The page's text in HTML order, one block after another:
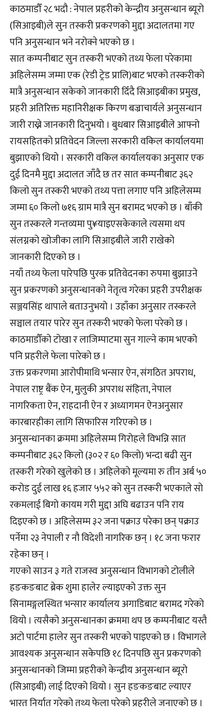
काठमाडौँ २८ भदौ : नेपाल प्रहरीको केन्द्रीय अनुसन्धान ब्यूरो
(सिआइबी)ले सुन तस्करी प्रकरणको मुद्दा अदालतमा गए
पनि अनुसन्धान भने नरोक्ने भएको छ ।
सात कम्पनीबाट सुन तस्करी भएको तथ्य फेला परेकामा
अहिलेसम्म जम्मा एक (रेडी ट्रेड प्रालि)बाट भएको तस्करीको
मात्रै अनुसन्धान सकेको जानकारी दिँदै सिआइबीका प्रमुख,
प्रहरी अतिरिक्त महानिरीक्षक किरण बज्राचार्यले अनुसन्धान
जारी राख्ने जानकारी दिनुभयो । बुधबार सिआइबीले आफ्नो
रायसहितको प्रतिवेदन जिल्ला सरकारी वकिल कार्यालयमा
बुझाएको थियो । सरकारी वकिल कार्यालयका अनुसार एक
दुई दिनमै मुद्दा अदालत जाँदै छ तर सात कम्पनीबाट ३६२
किलो सुन तस्करी भएको तथ्य पत्ता लगाए पनि अहिलेसम्म
जम्मा ६० किलो ७१६ ग्राम मात्रै सुन बरामद भएको छ । बाँकी
सुन तस्करले गन्तव्यमा पु¥याइएसकेकाले त्यसमा थप
संलग्नको खोजीका लागि सिआइबीले जारी राखेको
जानकारी दिएको छ ।
नयाँ तथ्य फेला पारेपछि पुरक प्रतिवेदनका रुपमा बुझाउने
सुन प्रकरणको अनुसन्धानको नेतृत्व गरेका प्रहरी उपरीक्षक
सञ्जयसिंह थापाले बताउनुभयो । उहाँका अनुसार तस्करले
सञ्चाल तयार पारेर सुन तस्करी भएको फेला परेको छ ।
काठमाडौँको टोखा र लाजिम्पाटमा सुन गाल्ने काम भएको
पनि प्रहरीले फेला पारेको छ ।
उक्त प्रकरणमा आरोपीमाथि भन्सार ऐन, संगठित अपराध,
नेपाल राष्ट्र बैंक ऐन, मुलुकी अपराध संहिता, नेपाल
नागरिकता ऐन, राहदानी ऐन र अध्यागमन ऐनअनुसार
कारबारहीका लागि सिफारिस गरिएको छ ।
अनुसन्धानका क्रममा अहिलेसम्म गिरोहले विभन्नि सात
कम्पनीबाट ३६२ किलो (३०२ र ६० किलो) भन्दा बढी सुन
तस्करी गरेको खुलेको छ । अहिलेको मूल्यमा रु तीन अर्ब ५०
करोड दुई लाख १६ हजार ५५२ को सुन तस्करी भएकाले सो
रकमलाई बिगो कायम गरी मुद्दा अघि बढाउन पनि राय
दिइएको छ । अहिलेसम्म ३२ जना पक्राउ परेका छन् पक्राउ
पर्नेमा २३ नेपाली र नौ विदेशी नागरिक छन् । १८ जना फरार
रहेका छन् ।
गएको साउन ३ गते राजस्व अनुसन्धान विभागको टोलीले
हङकङबाट ब्रेक शुमा हालेर ल्याइएको उक्त सुन
सिनामङ्गलस्थित भन्सार कार्यालय अगाडिबाट बरामद गरेको
थियो । त्यसैको अनुसन्धानका क्रममा थप छ कम्पनीबाट यस्तै
अटो पार्टमा हालेर सुन तस्करी भएको पाइएको छ । विभागले
आवश्यक अनुसन्धान सकेपछि १८ दिनपछि सुन प्रकरणको
अनुसन्धानको जिम्मा प्रहरीको केन्द्रीय अनुसन्धान ब्यूरो
(सिआइबी) लाई दिएको थियो । सुन हङकङबाट ल्याएर
भारत निर्यात गरेको तथ्य फेला परेको प्रहरीले जनाएको छ ।